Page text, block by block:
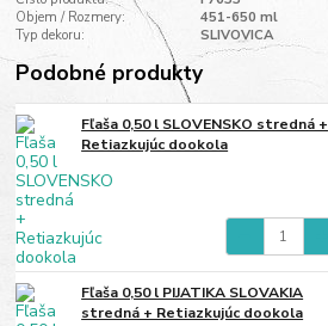
Objem / Rozmery:
451-650 ml
Typ dekoru:
SLIVOVICA
Podobné produkty
Fľaša 0,50 l SLOVENSKO stredná +
Retiazkujúc dookola
Fľaša 0,50 l PIJATIKA SLOVAKIA
stredná + Retiazkujúc dookola